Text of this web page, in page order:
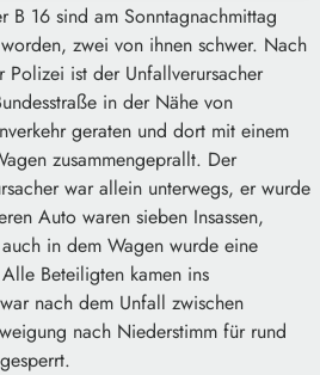
B 16 sind am Sonntagnachmittag
zwei von ihnen schwer. Nach
Polizei ist der Unfallverursacher
in der Nähe von
geraten und dort mit einem
zusammengeprallt. Der
war allein unterwegs, er wurde
Auto waren sieben Insassen,
in dem Wagen wurde eine
Beteiligten kamen ins
nach dem Unfall zwischen
nach Niederstimm für rund